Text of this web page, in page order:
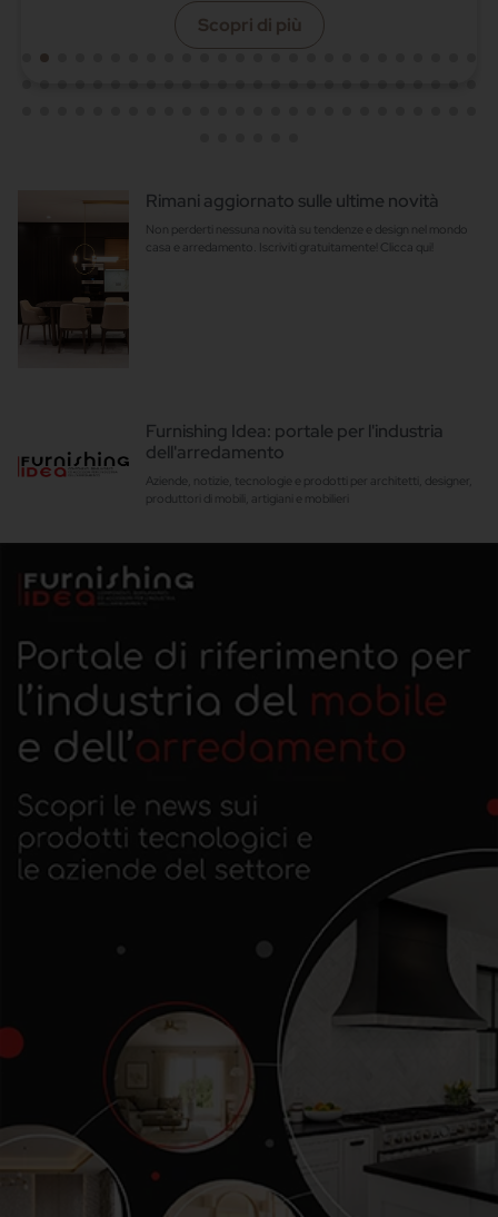
Scopri di più
Rimani aggiornato sulle ultime novità
Non perderti nessuna novità su tendenze e design nel mondo
casa e arredamento. Iscriviti gratuitamente! Clicca qui!
Furnishing Idea: portale per l'industria
dell'arredamento
Aziende, notizie, tecnologie e prodotti per architetti, designer,
produttori di mobili, artigiani e mobilieri